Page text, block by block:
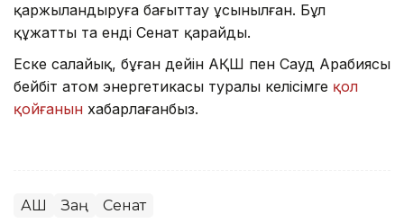
қаржыландыруға бағыттау ұсынылған. Бұл
құжатты та енді Сенат қарайды.
Еске салайық, бұған дейін АҚШ пен Сауд Арабиясы
бейбіт атом энергетикасы туралы келісімге қол
қойғанын хабарлағанбыз.
АҚШ Заң Сенат